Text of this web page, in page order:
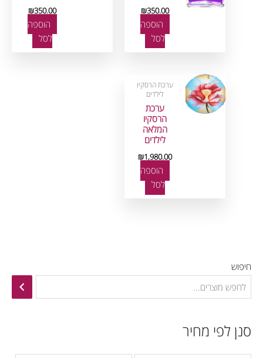
₪350.00
הוספה
לסל
₪350.00
הוספה
לסל
ערכת הרסקיו
לילדים
ערכת
הרסקיו
המלאה
לילדים
₪1,980.00
הוספה
לסל
חיפוש
סנן לפי מחיר
מ
י
מ
י
י
ק